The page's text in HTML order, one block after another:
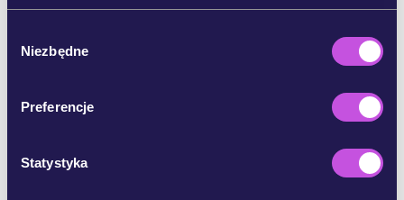
Niezbędne
Preferencje
Statystyka
głuchotę morświna, co ostatecznie doprowadzi
pochodzący z żeglugi lub budowy może
takich jak karmienie czy pielęgnacja. Podwodny
hałas powinien być ściśle ograniczony w
mogły one być bezpiecznymi przystaniami,